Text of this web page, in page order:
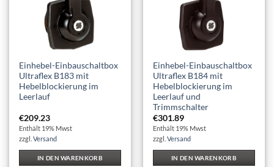
Einhebel-Einbauschaltbox
Ultraflex B183 mit
Hebelblockierung im
Leerlauf
€209.23
Enthält 19% Mwst
zzgl.Versand
IN DEN WARENKORB
Einhebel-Einbauschaltbox
Ultraflex B184 mit
Hebelblockierung im
Leerlauf und
Trimmschalter
€301.89
Enthält 19% Mwst
zzgl.Versand
IN DEN WARENKORB